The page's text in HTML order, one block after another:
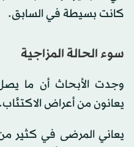
كانت بسيطة في السابق.
سوء الحالة المزاجية
وجدت الأبحاث أن ما
يعانون من أعراض الاكتئاب.
يعاني المرضى في كثير